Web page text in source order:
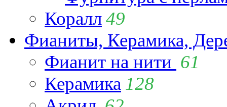
Коралл49
Фианиты, Керамика,
Фианит на нити 61
Керамика 128